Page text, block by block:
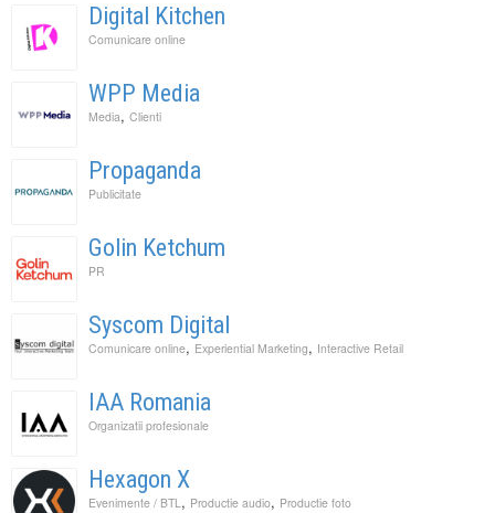
Digital Kitchen
Comunicare online
WPP Media
Media, Clienti
Propaganda
Publicitate
Golin Ketchum
PR
Syscom Digital
Comunicare online, Experiential Marketing, Interactive Retail
IAA Romania
Organizatii profesionale
Hexagon X
Evenimente / BTL , Productie audio, Productie foto